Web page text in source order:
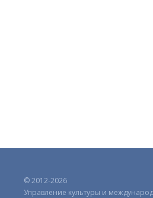
© 2012-2026
Управление культуры и